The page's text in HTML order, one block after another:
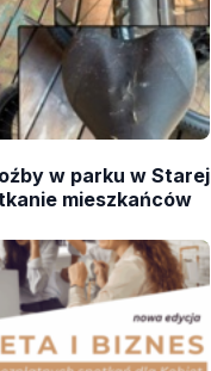
w parku w Starej
mieszkańców